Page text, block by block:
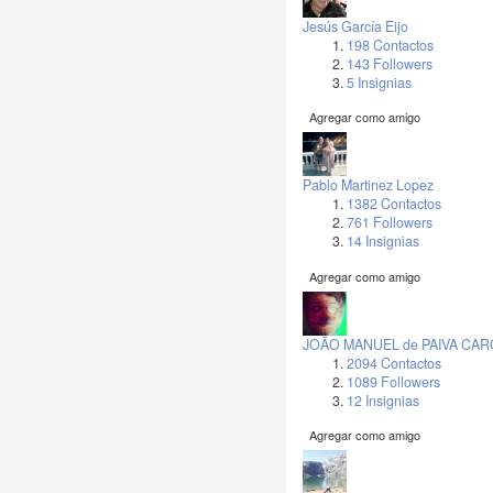
Jesús García Eijo
198 Contactos
143 Followers
5 Insignias
Agregar como amigo
Pablo Martinez Lopez
1382 Contactos
761 Followers
14 Insignias
Agregar como amigo
JOÃO MANUEL de PAIVA
2094 Contactos
1089 Followers
12 Insignias
Agregar como amigo